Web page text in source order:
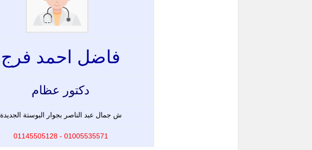
فاضل احمد فرج
دكتور عظام
ش جمال عبد الناصر بجوار البوستة الجديدة
01005535571 - 01145505128